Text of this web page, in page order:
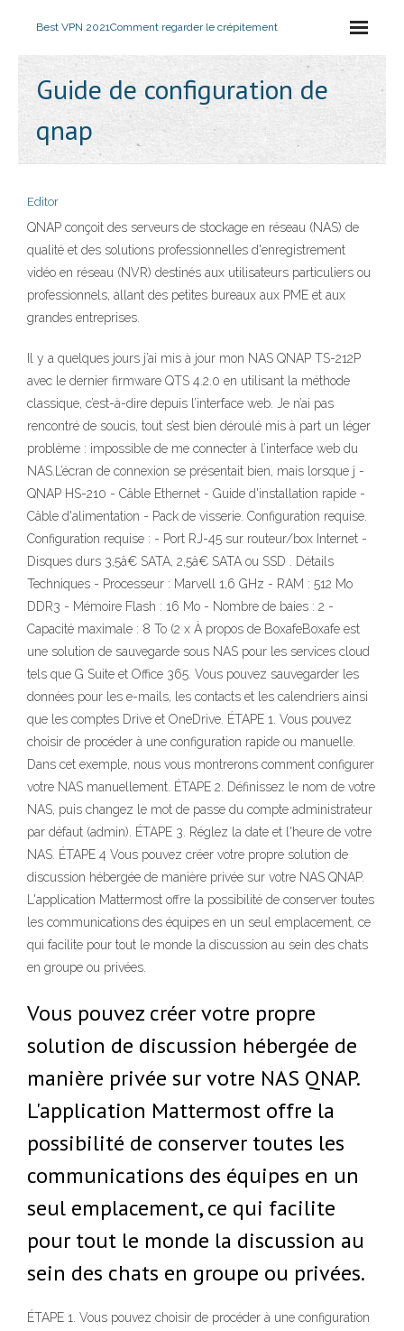
Best VPN 2021Comment regarder le crépitement
Guide de configuration de
qnap
Editor
QNAP conçoit des serveurs de stockage en réseau (NAS) de
qualité et des solutions professionnelles d'enregistrement
vidéo en réseau (NVR) destinés aux utilisateurs particuliers ou
professionnels, allant des petites bureaux aux PME et aux
grandes entreprises.
Il y a quelques jours j’ai mis à jour mon NAS QNAP TS-212P
avec le dernier firmware QTS 4.2.0 en utilisant la méthode
classique, c’est-à-dire depuis l’interface web. Je n’ai pas
rencontré de soucis, tout s’est bien déroulé mis à part un léger
problème : impossible de me connecter à l’interface web du
NAS.L’écran de connexion se présentait bien, mais lorsque j -
QNAP HS-210 - Câble Ethernet - Guide d'installation rapide -
Câble d'alimentation - Pack de visserie. Configuration requise.
Configuration requise : - Port RJ-45 sur routeur/box Internet -
Disques durs 3,5â€ SATA, 2,5â€ SATA ou SSD . Détails
Techniques - Processeur : Marvell 1,6 GHz - RAM : 512 Mo
DDR3 - Mémoire Flash : 16 Mo - Nombre de baies : 2 -
Capacité maximale : 8 To (2 x À propos de BoxafeBoxafe est
une solution de sauvegarde sous NAS pour les services cloud
tels que G Suite et Office 365. Vous pouvez sauvegarder les
données pour les e-mails, les contacts et les calendriers ainsi
que les comptes Drive et OneDrive. ÉTAPE 1. Vous pouvez
choisir de procéder à une configuration rapide ou manuelle.
Dans cet exemple, nous vous montrerons comment configurer
votre NAS manuellement. ÉTAPE 2. Définissez le nom de votre
NAS, puis changez le mot de passe du compte administrateur
par défaut (admin). ÉTAPE 3. Réglez la date et l'heure de votre
NAS. ÉTAPE 4 Vous pouvez créer votre propre solution de
discussion hébergée de manière privée sur votre NAS QNAP.
L'application Mattermost offre la possibilité de conserver toutes
les communications des équipes en un seul emplacement, ce
qui facilite pour tout le monde la discussion au sein des chats
en groupe ou privées.
Vous pouvez créer votre propre
solution de discussion hébergée de
manière privée sur votre NAS QNAP.
L'application Mattermost offre la
possibilité de conserver toutes les
communications des équipes en un
seul emplacement, ce qui facilite
pour tout le monde la discussion au
sein des chats en groupe ou privées.
ÉTAPE 1. Vous pouvez choisir de procéder à une configuration